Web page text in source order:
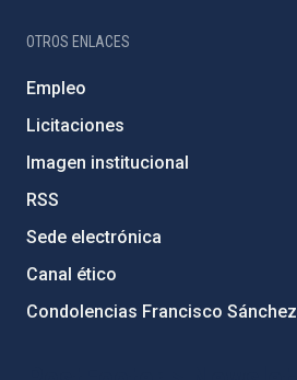
OTROS ENLACES
Empleo
Licitaciones
Imagen institucional
RSS
Sede electrónica
Canal ético
Condolencias Francisco Sánchez